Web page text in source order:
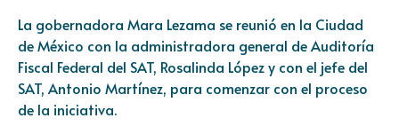
La gobernadora Mara Lezama se reunió en la Ciudad
de México con la administradora general de Auditoría
Fiscal Federal del SAT, Rosalinda López y con el jefe del
SAT, Antonio Martínez, para comenzar con el proceso
de la iniciativa.